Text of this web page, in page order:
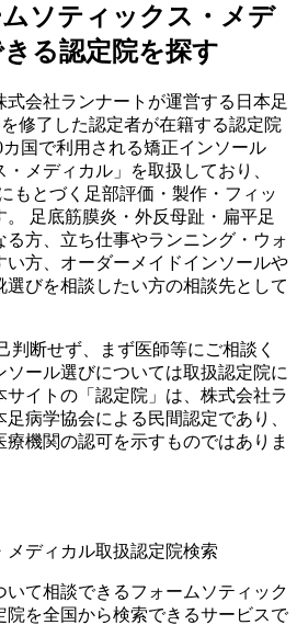
ソティックス・メデ
る認定院を探す
式会社ランナートが運営する日本足
修了した認定者が在籍する認定院
国で利用される矯正インソール
・メディカル」を取扱しており、
もとづく足部評価・製作・フィッ
足底筋膜炎・外反母趾・扁平足
る方、立ち仕事やランニング・ウォ
い方、オーダーメイドインソールや
選びを相談したい方の相談先として
断せず、まず医師等にご相談く
ソール選びについては取扱認定院に
サイトの「認定院」は、株式会社ラ
病学協会による民間認定であり、
機関の認可を示すものではありま
メディカル取扱認定院検索
いて相談できるフォームソティック
院を全国から検索できるサービスで